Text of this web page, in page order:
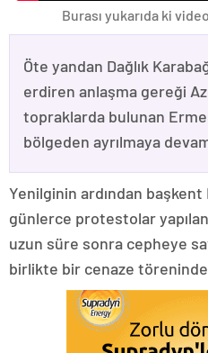
Burası yukarıda ki
Öte yandan Dağlık
erdiren anlaşma gereği
topraklarda bulunan
bölgeden ayrılmaya
Yenilginin ardından
günlerce protestolar
uzun süre sonra cepheye
birlikte bir cenaze